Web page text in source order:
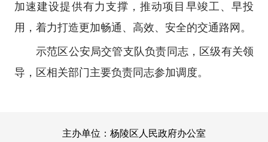
加速建设提供有力支撑，推动项目早竣工、早投
用，着力打造更加畅通、高效、安全的交通路网。
示范区公安局交管支队负责同志，区级有关领
导，区相关部门主要负责同志参加调度。
主办单位：杨陵区人民政府办公室